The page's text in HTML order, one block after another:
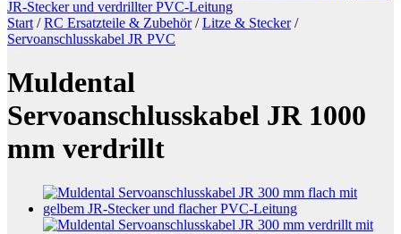
Start / RC Ersatzteile & Zubehör / Litze & Stecker /
Servoanschlusskabel JR PVC
Muldental
Servoanschlusskabel JR 1000
mm verdrillt